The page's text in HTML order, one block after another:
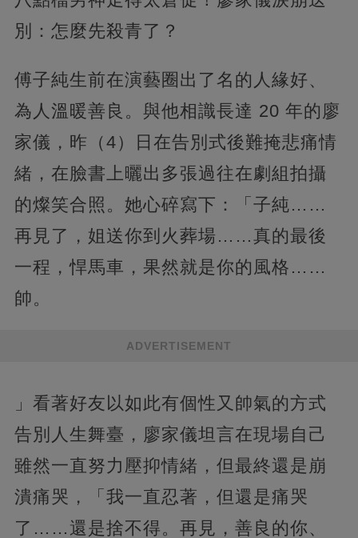
別：怎麼先殺青了？
傅子純生前在演藝圈出了名的人緣好、
為人溫暖善良。與他相識長達 20 年的廖
家儀，昨（4）日在告別式後難掩悲痛情
緒，在臉書上曬出多張過往在劇組拍攝
的燦笑合照。她心碎寫下：「子純……
再見了，姐送你到火葬場……真的最後
一程，悍馬車，果然就是你的風格……
帥。
ADVERTISEMENT
」看著好友以如此有個性又帥氣的方式
告別人生舞臺，廖家儀坦言在現場自己
雖然一直努力壓抑情緒，但最終還是崩
潰痛哭，「我一直忍著，但還是痛哭
了……還是捨不得。再見，善良的你、